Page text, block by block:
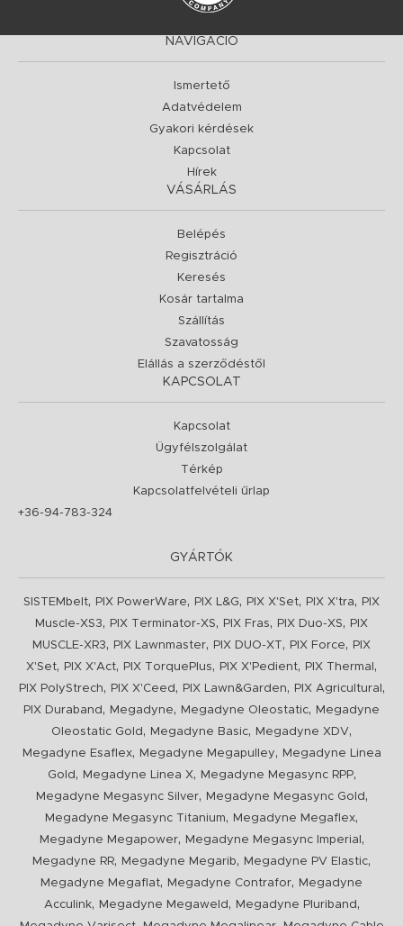
NAVIGÁCIÓ
Ismertető
Adatvédelem
Gyakori kérdések
Kapcsolat
Hírek
VÁSÁRLÁS
Belépés
Regisztráció
Keresés
Kosár tartalma
Szállítás
Szavatosság
Elállás a szerződéstől
KAPCSOLAT
Kapcsolat
Ügyfélszolgálat
Térkép
Kapcsolatfelvételi űrlap
+36-94-783-324
GYÁRTÓK
SISTEMbelt, PIX PowerWare, PIX L&G, PIX X'Set, PIX X'tra,
PIX
Muscle-XS3, PIX Terminator-XS, PIX Fras, PIX Duo-XS,
PIX
MUSCLE-XR3, PIX Lawnmaster, PIX DUO-XT, PIX Force,
PIX
X'Set, PIX X'Act, PIX TorquePlus, PIX X'Pedient, PIX Thermal ,
PIX PolyStrech, PIX X'Ceed , PIX Lawn&Garden, PIX Agricultural ,
PIX Duraband , Megadyne, Megadyne Oleostatic,
Megadyne
Oleostatic Gold , Megadyne Basic, Megadyne XDV,
Megadyne Esaflex, Megadyne Megapulley,
Megadyne Linea
Gold , Megadyne Linea X, Megadyne Megasync RPP,
Megadyne Megasync Silver, Megadyne Megasync Gold ,
Megadyne Megasync Titanium, Megadyne Megaflex,
Megadyne Megapower, Megadyne Megasync Imperial ,
Megadyne RR, Megadyne Megarib, Megadyne PV Elastic,
Megadyne Megaflat, Megadyne Contrafor,
Megadyne
Acculink, Megadyne Megaweld , Megadyne Pluriband ,